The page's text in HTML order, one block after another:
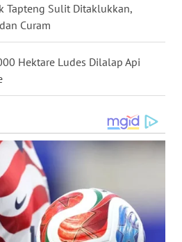
Tapteng Sulit Ditaklukkan,
Curam
Hektare Ludes Dilalap Api